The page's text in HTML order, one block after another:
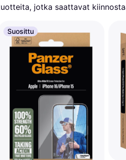
jotka saattavat
Suosittu